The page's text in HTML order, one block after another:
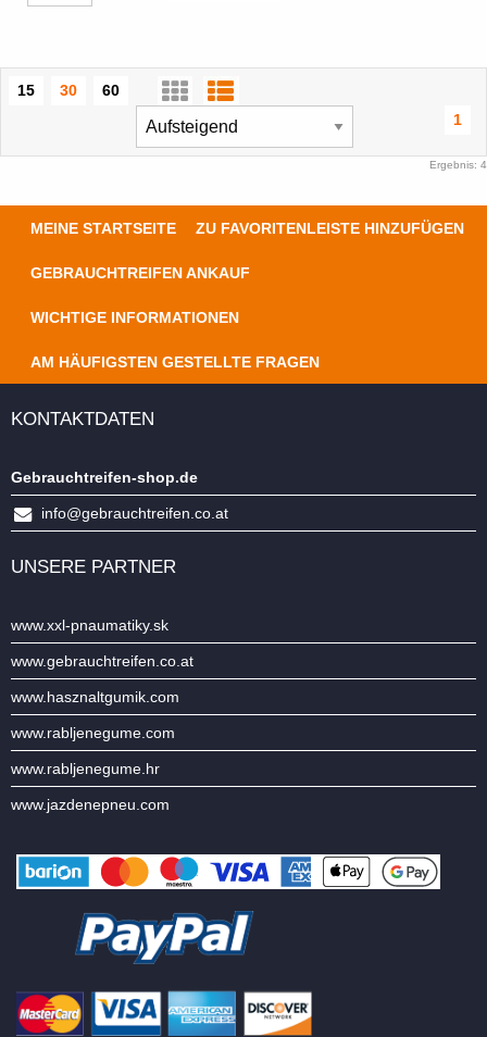
15 30
60
1
Ergebnis: 4
MEINE STARTSEITE ZU FAVORITENLEISTE HINZUFÜGEN
GEBRAUCHTREIFEN ANKAUF
WICHTIGE INFORMATIONEN
AM HÄUFIGSTEN GESTELLTE FRAGEN
KONTAKTDATEN
Gebrauchtreifen-shop.de
info@gebrauchtreifen.co.at
UNSERE PARTNER
www.xxl-pnaumatiky.sk
www.gebrauchtreifen.co.at
www.hasznaltgumik.com
www.rabljenegume.com
www.rabljenegume.hr
www.jazdenepneu.com